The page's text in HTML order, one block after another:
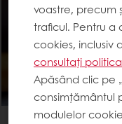
voastre, precum
traficul. Pentru a
cookies, inclusiv
consultați
Apăsând clic pe
consimțământul
modulelor